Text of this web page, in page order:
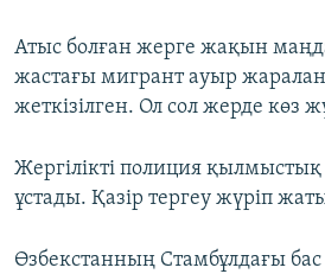
Атыс болған жерге жақын
жастағы мигрант ауыр
жеткізілген. Ол сол жерде көз
Жергілікті полиция
ұстады. Қазір тергеу жүріп
Өзбекстанның Стамбұлдағы